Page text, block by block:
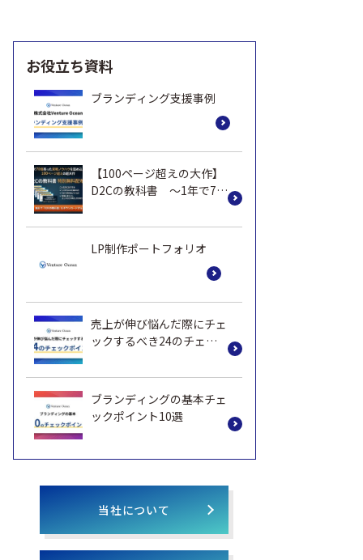
お役立ち資料
ブランディング支援事例
【100ページ超えの大作】
D2Cの教科書 ～1年で70
LP制作ポートフォリオ
売上が伸び悩んだ際にチェ
ックするべき24のチェッ
ブランディングの基本チェ
ックポイント10選
当社について